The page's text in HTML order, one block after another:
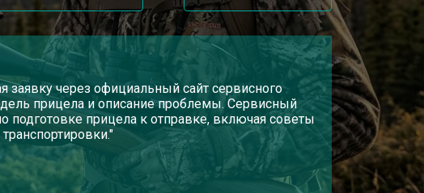
заявку через официальный сайт сервисного
прицела и описание проблемы. Сервисный
подготовке прицела к отправке, включая советы